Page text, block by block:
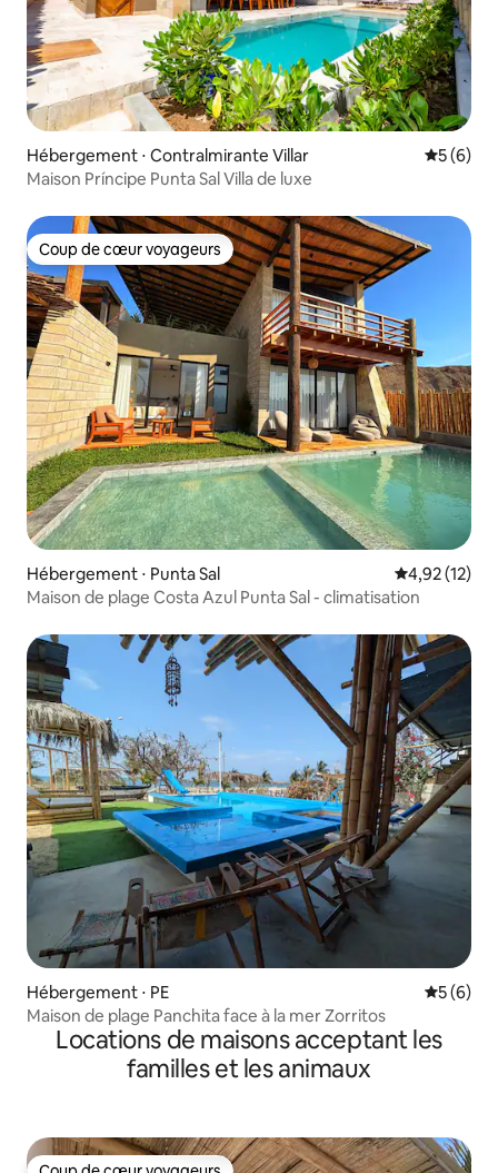
Hébergement ⋅ Contralmirante Villar
5 (6)
Maison Príncipe Punta Sal Villa de luxe
Coup de cœur voyageurs
Coup de cœur voyageurs
Hébergement ⋅ Punta Sal Évaluation
4,92 (12)
Maison de plage Costa Azul Punta Sal - climatisation
Hébergement ⋅ PE
5 (6)
Maison de plage Panchita face à la mer Zorritos
Locations de maisons acceptant les
familles et les animaux